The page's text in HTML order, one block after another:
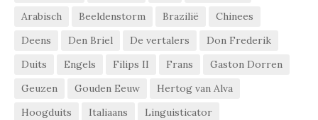
Arabisch
Beeldenstorm Brazilië
Chinees
Deens
Den Briel De vertalers
Don Frederik
Duits
Engels Filips II Frans
Gaston Dorren
Geuzen
Gouden Eeuw
Hertog van Alva
Hoogduits
Italiaans
Linguisticator